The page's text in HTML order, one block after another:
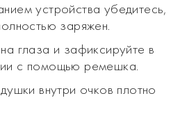
устройства убедитесь,
заряжен.
глаза и зафиксируйте в
с помощью ремешка.
внутри очков плотно